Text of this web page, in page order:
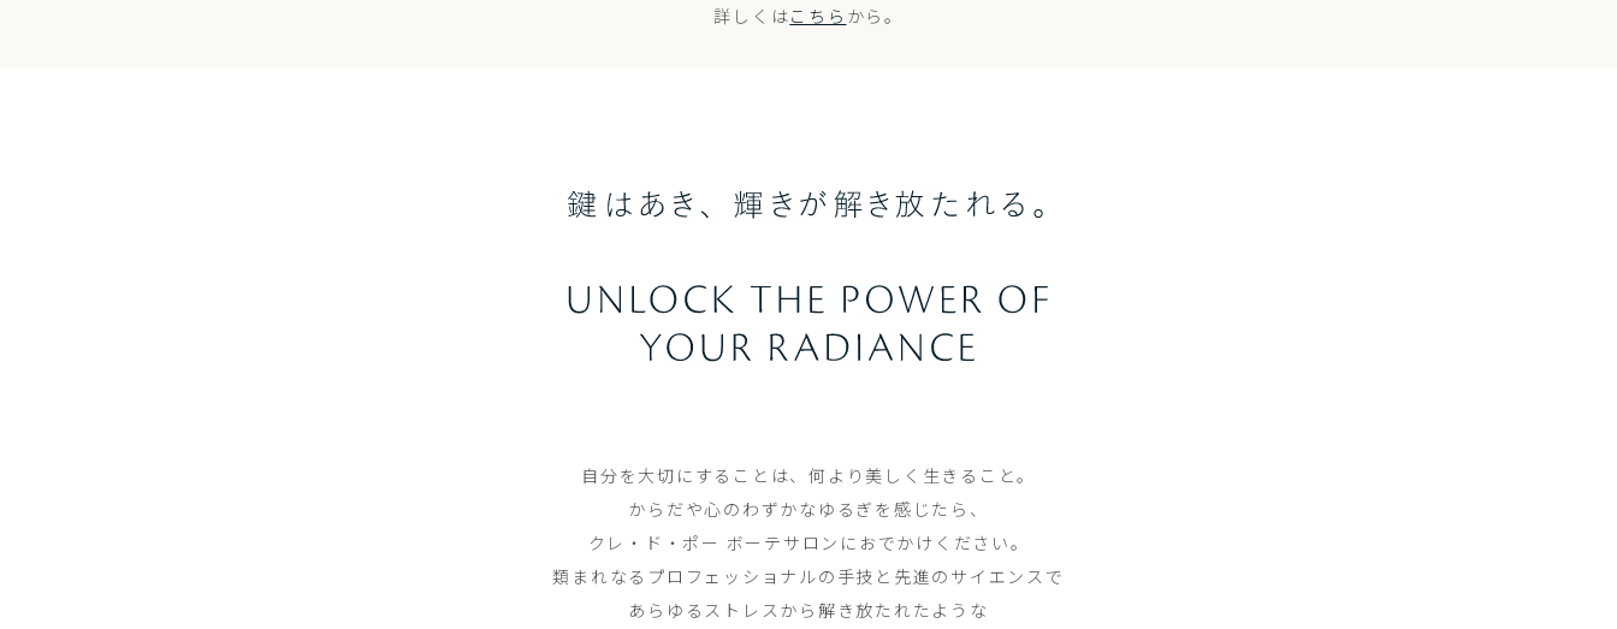
詳しくはこちら から。
自分を大切にすることは、 何より美しく生きること。
からだや心のわずかなゆるぎを感じたら、
クレ・ド・ポー ボーテサロンにおでかけください。
類まれなるプロフェッショナルの手技と 先進のサイエンスで
あらゆるストレスから解き放たれたような